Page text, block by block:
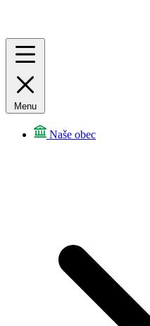
Menu
Naše obec